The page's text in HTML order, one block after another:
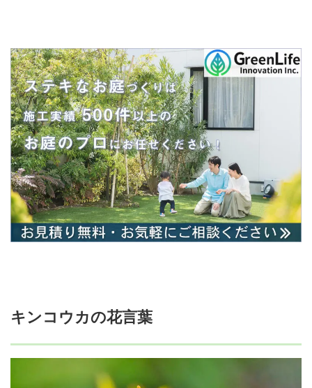
キンコウカの花言葉